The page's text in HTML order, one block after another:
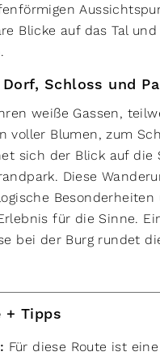
Blicke auf das Tal und
.
Schloss und
weiße Gassen,
voller Blumen, zum
sich der Blick auf die
Diese
für die Sinne.
bei der Burg rundet
+ Tipps
Für diese Route ist eine